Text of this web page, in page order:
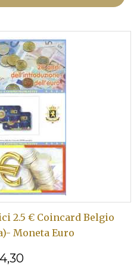
2.5 € Coincard Belgio
Moneta Euro